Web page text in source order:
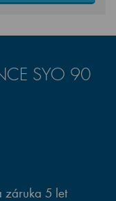
SYO 90
záruka 5 let